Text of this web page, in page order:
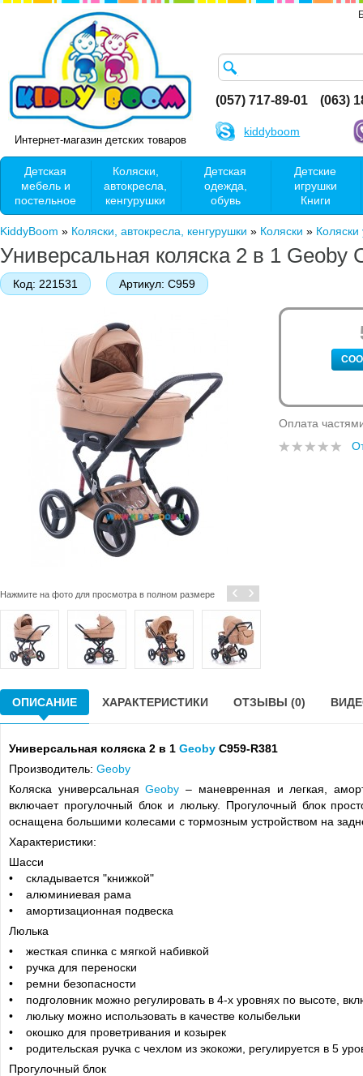
Интернет-магазин детских товаров
(057) 717-89-01 (063)
kiddyboom
Детская
мебель и
постельное
Коляски,
автокресла,
кенгурушки
Детская
одежда,
обувь
Детские
игрушки
Книги
KiddyBoom » Коляски, автокресла, кенгурушки » Коляски »
Универсальная коляска 2 в 1 Geoby
Код: 221531 Артикул: C959
Нажмите на фото для просмотра в полном размере ‹ ›
Оплата
ОПИСАНИЕ ХАРАКТЕРИСТИКИ ОТЗЫВЫ (0)
Универсальная коляска 2 в 1 Geoby C959-R381
Производитель: Geoby
Коляска универсальнаяGeoby – маневренная и легкая,
включает прогулочный блок и люльку. Прогулочный блок
оснащена большими колесами с тормозным устройством на
Характеристики:
Шасси
• складывается "книжкой"
• алюминиевая рама
• амортизационная подвеска
Люлька
• жесткая спинка с мягкой набивкой
• ручка для переноски
• ремни безопасности
• подголовник можно регулировать в 4-х уровнях по высоте,
• люльку можно использовать в качестве колыбельки
• окошко для проветривания и козырек
• родительская ручка с чехлом из экокожи, регулируется в 5
Прогулочный блок